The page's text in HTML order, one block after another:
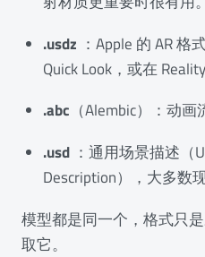
.usdz ：Apple 的 AR 格
Quick Look，或在
.abc （Alembic）：动画
.usd ：通用场景描述（
Description），大多数
模型都是同一个，格式只
取它。